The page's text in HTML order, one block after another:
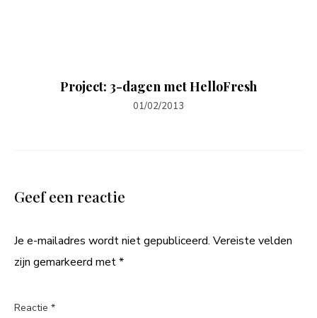
Project: 3-dagen met HelloFresh
01/02/2013
Geef een reactie
Je e-mailadres wordt niet gepubliceerd. Vereiste velden
zijn gemarkeerd met*
Reactie *